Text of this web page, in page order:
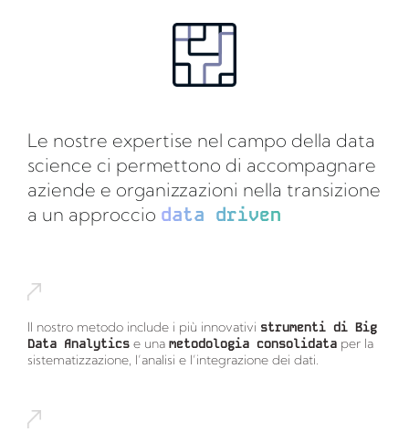
Le nostre expertise nel campo della data
science ci permettono di accompagnare
aziende e organizzazioni nella transizione
a un approccio data driven
Il nostro metodo include i più innovativi strumenti di Big
Data Analyticse una metodologia consolidataper la
sistematizzazione, l’analisi e l’integrazione dei dati.